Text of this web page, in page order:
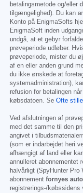
betalingsmetode og/eller
tilgængelighed). Du kan
Konto på EnigmaSofts
EnigmaSoft inden
undgå, at et gebyr
prøveperiode udløber.
prøveperiode, mister du
af en eller anden grund
du ikke ønskede at
systemadministration),
refusion for betalingen
købsdatoen. Se Ofte
Ved afslutningen af
med det samme til den
angivet i
(som er indarbejdet heri
afhængigt af land eller
annulleret abonnementet
halvårligt (SpyHunter
abonnement fornyes
registrerings-/købssidens